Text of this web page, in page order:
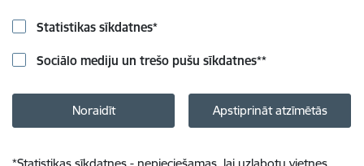
Statistikas sīkdatnes*
Sociālo mediju un trešo pušu sīkdatnes**
Noraidīt Apstiprināt atzīmētās